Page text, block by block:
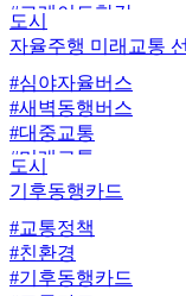
#그레이트한강
#친환경교통
#수상교통
#대중교통
#한강버스
#수상대중교통
#리버버스
도시
자율주행 미래교통
#심야자율버스
#새벽동행버스
#대중교통
#미래교통
#출퇴근
#스마트모빌리티
#공공교통혁신
#스마트모빌리티
#청계천자율주행버스
도시
기후동행카드
#교통정책
#친환경
#기후동행카드